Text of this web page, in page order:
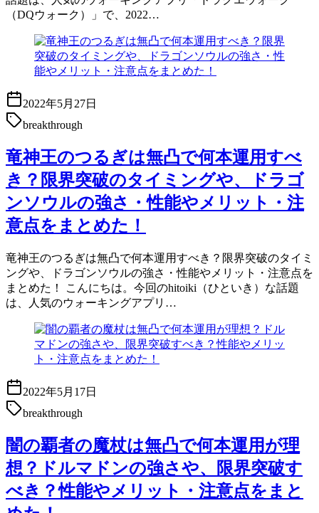
（DQウォーク）」で、2022…
2022年5月27日
breakthrough
竜神王のつるぎは無凸で何本運用すべ
き？限界突破のタイミングや、ドラゴ
ンソウルの強さ・性能やメリット・注
意点をまとめた！
竜神王のつるぎは無凸で何本運用すべき？限界突破のタイミ
ングや、ドラゴンソウルの強さ・性能やメリット・注意点を
まとめた！ こんにちは。今回のhitoiki（ひといき）な話題
は、人気のウォーキングアプリ…
2022年5月17日
breakthrough
闇の覇者の魔杖は無凸で何本運用が理
想？ドルマドンの強さや、限界突破す
べき？性能やメリット・注意点をまと